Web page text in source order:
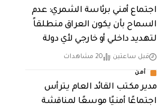
اجتماع أمني برئاسة الشمري: عدم
السماح بأن يكون العراق منطلقاً
لتهديد داخلي أو خارجي لأي دولة
قبل ساعتين 20 مشاهدات
أمن
مدير مكتب القائد العام يترأس
اجتماعًا أمنيًا موسعًا لمناقشة